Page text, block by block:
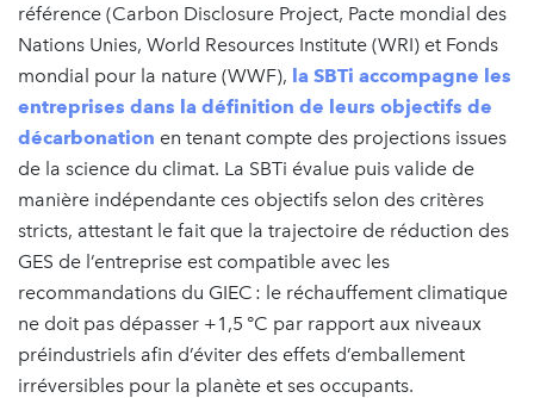
référence (Carbon Disclosure Project, Pacte mondial des
Nations Unies, World Resources Institute (WRI) et Fonds
mondial pour la nature (WWF), la SBTi accompagne les
entreprises dans la définition de leurs objectifs de
décarbonation en tenant compte des projections issues
de la science du climat. La SBTi évalue puis valide de
manière indépendante ces objectifs selon des critères
stricts, attestant le fait que la trajectoire de réduction des
GES de l’entreprise est compatible avec les
recommandations du GIEC : le réchauffement climatique
ne doit pas dépasser +1,5 °C par rapport aux niveaux
préindustriels afin d’éviter des effets d’emballement
irréversibles pour la planète et ses occupants.